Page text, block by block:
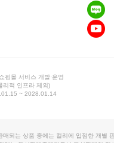
핑몰 서비스 개발·운영
리적 인프라 제외)
~ 2028.01.14
매되는 상품 중에는 컬리에 입점한 개별